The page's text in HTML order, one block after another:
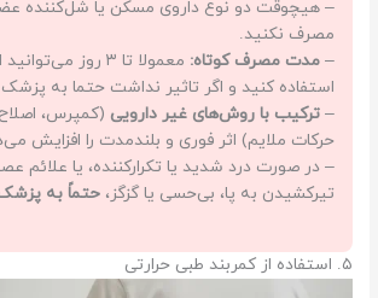
– هیچوقت دو نوع داروی مسکن یا شل‌کننده
مصرف نکنید.
–مدت مصرف کوتاه:
معمولا تا ۳ روز
استفاده کنید و اگر تاثیر نداشت حتما به
–ترکیب با روش‌های غیر دارویی (کمپرس،
حرکات ملایم) اثر فوری و بلندمدت را افزایش
– در صورت درد شدید یا تکرارکننده، یا علائم
تیرکشیدن به پا، بی‌حسی یا گزگز،حتماً به
۵. استفاده از کمربند طبی حرارتی